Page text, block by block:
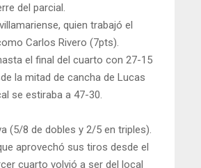
del parcial.
quien trabajó el
Carlos Rivero (7pts).
el final del cuarto con 27-15
la mitad de cancha de Lucas
se estiraba a 47-30.
(5/8 de dobles y 2/5 en triples).
aprovechó sus tiros desde el
cuarto volvió a ser del local